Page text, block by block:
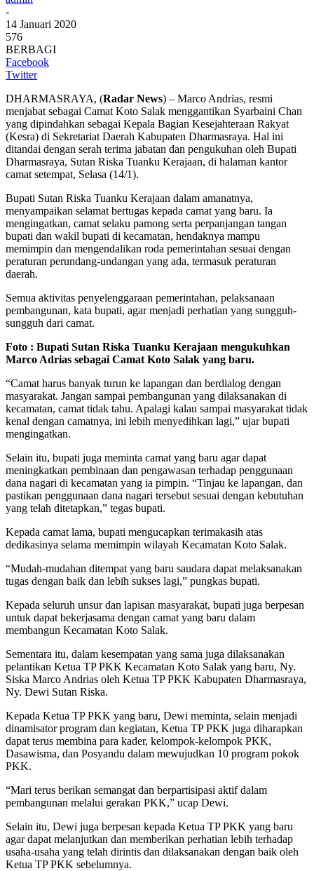
-
14 Januari 2020
576
BERBAGI
Facebook
Twitter
DHARMASRAYA, (Radar News) – Marco Andrias, resmi
menjabat sebagai Camat Koto Salak menggantikan Syarbaini Chan
yang dipindahkan sebagai Kepala Bagian Kesejahteraan Rakyat
(Kesra) di Sekretariat Daerah Kabupaten Dharmasraya. Hal ini
ditandai dengan serah terima jabatan dan pengukuhan oleh Bupati
Dharmasraya, Sutan Riska Tuanku Kerajaan, di halaman kantor
camat setempat, Selasa (14/1).
Bupati Sutan Riska Tuanku Kerajaan dalam amanatnya,
menyampaikan selamat bertugas kepada camat yang baru. Ia
mengingatkan, camat selaku pamong serta perpanjangan tangan
bupati dan wakil bupati di kecamatan, hendaknya mampu
memimpin dan mengendalikan roda pemerintahan sesuai dengan
peraturan perundang-undangan yang ada, termasuk peraturan
daerah.
Semua aktivitas penyelenggaraan pemerintahan, pelaksanaan
pembangunan, kata bupati, agar menjadi perhatian yang sungguh-
sungguh dari camat.
Foto : Bupati Sutan Riska Tuanku Kerajaan mengukuhkan
Marco Adrias sebagai Camat Koto Salak yang baru.
“Camat harus banyak turun ke lapangan dan berdialog dengan
masyarakat. Jangan sampai pembangunan yang dilaksanakan di
kecamatan, camat tidak tahu. Apalagi kalau sampai masyarakat tidak
kenal dengan camatnya, ini lebih menyedihkan lagi,” ujar bupati
mengingatkan.
Selain itu, bupati juga meminta camat yang baru agar dapat
meningkatkan pembinaan dan pengawasan terhadap penggunaan
dana nagari di kecamatan yang ia pimpin. “Tinjau ke lapangan, dan
pastikan penggunaan dana nagari tersebut sesuai dengan kebutuhan
yang telah ditetapkan,” tegas bupati.
Kepada camat lama, bupati mengucapkan terimakasih atas
dedikasinya selama memimpin wilayah Kecamatan Koto Salak.
“Mudah-mudahan ditempat yang baru saudara dapat melaksanakan
tugas dengan baik dan lebih sukses lagi,” pungkas bupati.
Kepada seluruh unsur dan lapisan masyarakat, bupati juga berpesan
untuk dapat bekerjasama dengan camat yang baru dalam
membangun Kecamatan Koto Salak.
Sementara itu, dalam kesempatan yang sama juga dilaksanakan
pelantikan Ketua TP PKK Kecamatan Koto Salak yang baru, Ny.
Siska Marco Andrias oleh Ketua TP PKK Kabupaten Dharmasraya,
Ny. Dewi Sutan Riska.
Kepada Ketua TP PKK yang baru, Dewi meminta, selain menjadi
dinamisator program dan kegiatan, Ketua TP PKK juga diharapkan
dapat terus membina para kader, kelompok-kelompok PKK,
Dasawisma, dan Posyandu dalam mewujudkan 10 program pokok
PKK.
“Mari terus berikan semangat dan berpartisipasi aktif dalam
pembangunan melalui gerakan PKK,” ucap Dewi.
Selain itu, Dewi juga berpesan kepada Ketua TP PKK yang baru
agar dapat melanjutkan dan memberikan perhatian lebih terhadap
usaha-usaha yang telah dirintis dan dilaksanakan dengan baik oleh
Ketua TP PKK sebelumnya.